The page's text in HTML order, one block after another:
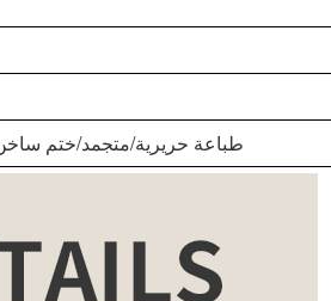
طباعة حريرية/متجمد/ختم